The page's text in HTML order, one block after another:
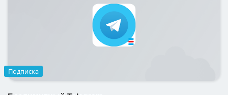
Подписка